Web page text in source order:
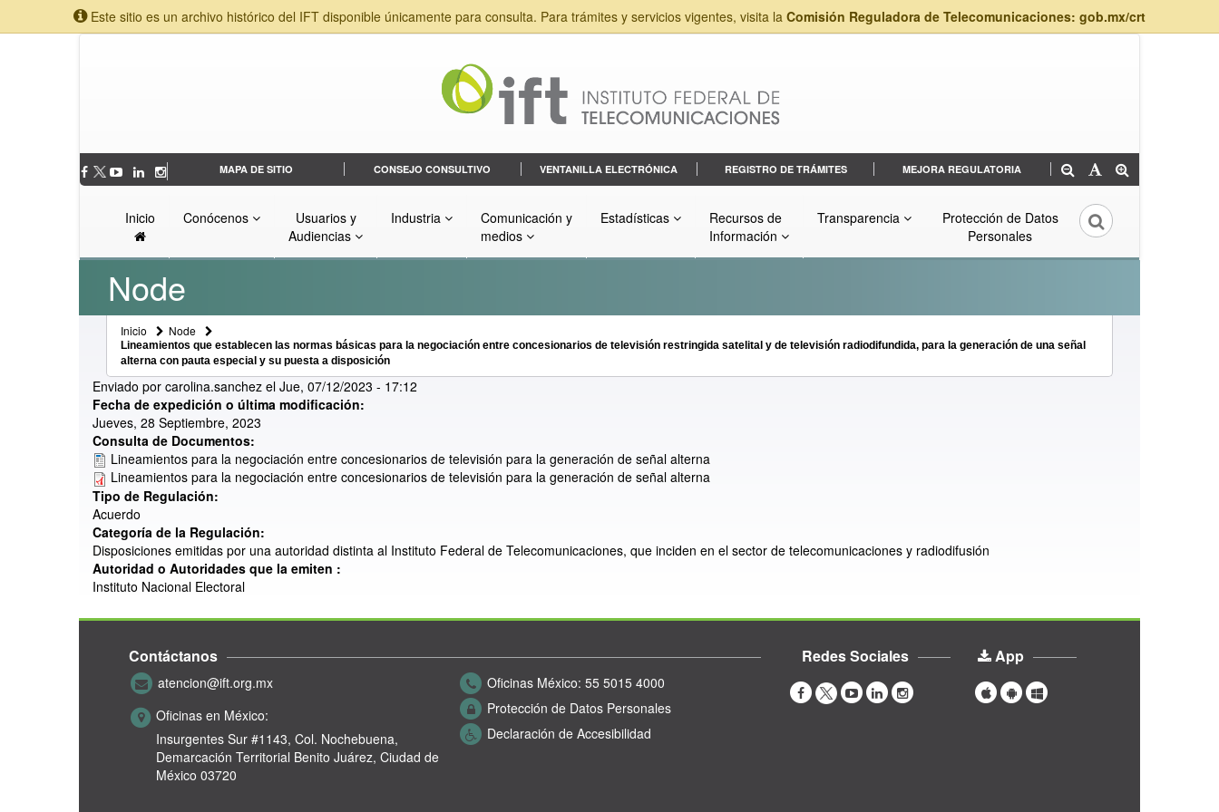
Este sitio es un archivo histórico del IFT disponible únicamente para consulta. Para trámites y servicios vigentes, visita la Comisión Reguladora de Telecomunicaciones: gob.mx/crt
MAPA DE SITIO CONSEJO CONSULTIVO VENTANILLA ELECTRÓNICA REGISTRO DE TRÁMITES MEJORA REGULATORIA
Inicio Conócenos
Usuarios y
Audiencias
Industria
Comunicación y
medios
Estadísticas
Recursos de
Información
Transparencia
Protección de Datos
Personales
Node
Inicio Node
Lineamientos que establecen las normas básicas para la negociación entre concesionarios de televisión restringida satelital y de televisión radiodifundida, para la generación de una señal
alterna con pauta especial y su puesta a disposición
Enviado por carolina.sanchez el Jue, 07/12/2023 - 17:12
Fecha de expedición o última modificación:
Jueves, 28 Septiembre, 2023
Consulta de Documentos:
Lineamientos para la negociación entre concesionarios de televisión para la generación de señal alterna
Lineamientos para la negociación entre concesionarios de televisión para la generación de señal alterna
Tipo de Regulación:
Acuerdo
Categoría de la Regulación:
Disposiciones emitidas por una autoridad distinta al Instituto Federal de Telecomunicaciones, que inciden en el sector de telecomunicaciones y radiodifusión
Autoridad o Autoridades que la emiten :
Instituto Nacional Electoral
Contáctanos
atencion@ift.org.mx
Oficinas en México:
Insurgentes Sur #1143, Col. Nochebuena,
Demarcación Territorial Benito Juárez, Ciudad de
México 03720
Oficinas México: 55 5015 4000
Protección de Datos Personales
Declaración de Accesibilidad
Redes Sociales App